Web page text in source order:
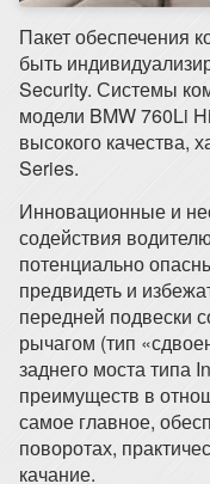
Пакет обеспечения
быть
Security. Системы
модели BMW 760Li
высокого качества,
Series.
Инновационные и
содействия
потенциально
предвидеть и
передней подвески
рычагом (тип
заднего моста типа
преимуществ в
самое главное,
поворотах,
качание.